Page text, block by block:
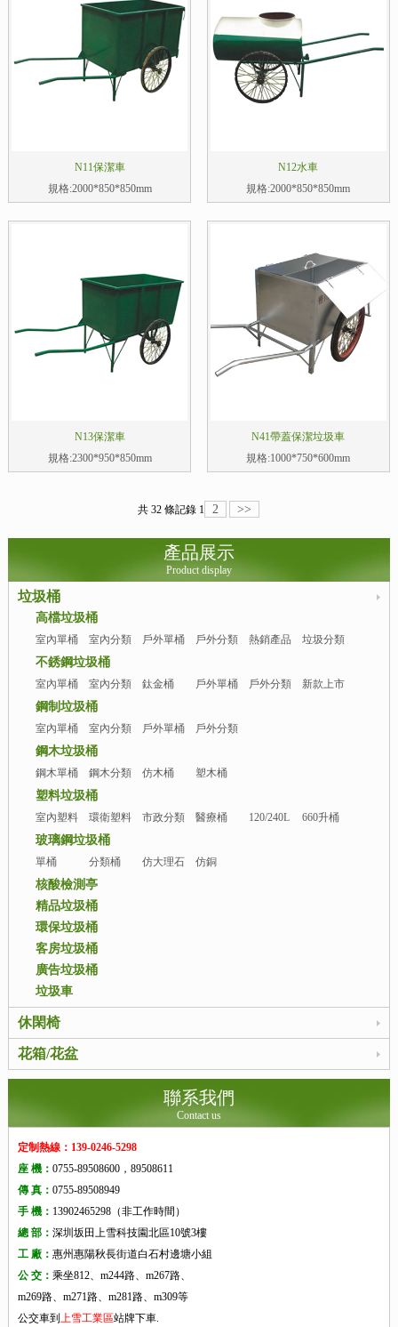
產品展示
Product display
垃圾桶
高檔垃圾桶
室內單桶 室內分類 戶外單桶 戶外分類 熱銷產品
垃圾分類
不銹鋼垃圾桶
室內單桶
室內分類
桶
鈦金桶 戶外單桶
戶外分類
新款上市
鋼制垃圾桶
室內單桶
室內分類
桶
戶外單桶
戶外分類
鋼木垃圾桶
鋼木單桶
鋼木分類
桶
仿木桶 塑木桶
塑料垃圾桶
室內塑料
桶
環衛塑料
桶
市政分類
醫療桶 120/240L 660升桶
玻璃鋼垃圾桶
單桶 分類桶
仿大理石
仿銅
核酸檢測亭
精品垃圾桶
環保垃圾桶
客房垃圾桶
廣告垃圾桶
垃圾車
休閑椅
花箱/花盆
聯系我們
Contact us
定制熱線：139-0246-5298
座 機： 0755-89508600，89508611
傳 真： 0755-89508949
手 機： 13902465298（非工作時間）
總 部： 深圳坂田上雪科技園北區10號3樓
工 廠： 惠州惠陽秋長街道白石村邊塘小組
公 交： 乘坐812、m244路、m267路、
m269路、m271路、m281路、m309等
公交車到 上雪工業區站牌下車.
N11保潔車
規格:2000*850*850mm
N12水車
規格:2000*850*850mm
N13保潔車
規格:2300*950*850mm
N41帶蓋保潔垃圾車
規格:1000*750*600mm
共 32 條記錄 1 2 >>